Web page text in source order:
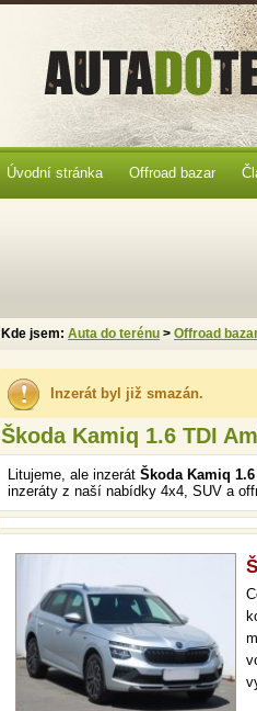
Inzerát byl již smazán.
Škoda Kamiq 1.6 TDI
Litujeme, ale inzerát Škoda Kamiq
inzeráty z naší nabídky 4x4, SUV a
Úvodní stránka Offroad bazar
Kde jsem: Auta do terénu > Offroad